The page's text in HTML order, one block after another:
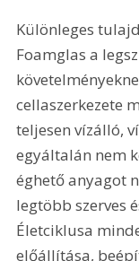
Különleges
Foamglas a
cellaszerkezete
teljesen vízálló,
egyáltalán nem
éghető anyagot
legtöbb szerves
Életciklusa
előállítása,